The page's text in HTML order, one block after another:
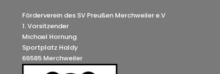
Förderverein des SV Preußen Merchweiler e.V
1. Vorsitzender
Michael Hornung
Sportplatz Haldy
66585 Merchweiler